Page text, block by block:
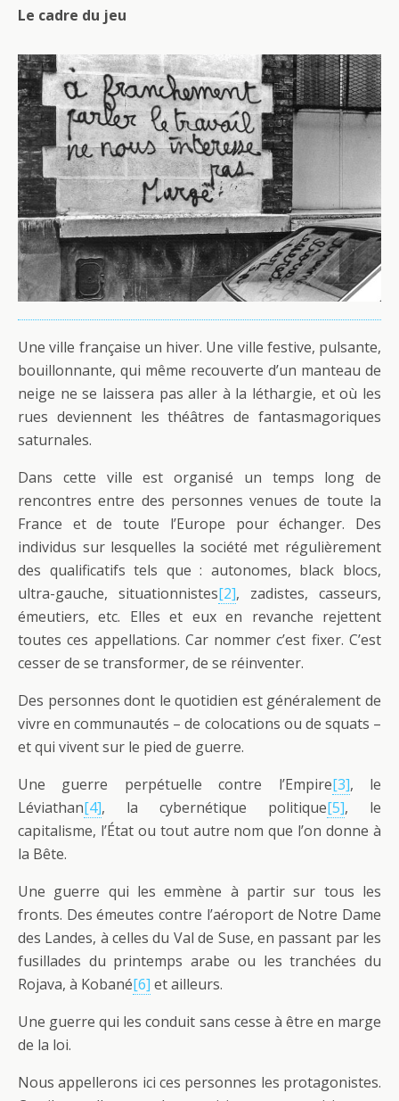
Le cadre du jeu
Une ville française un hiver. Une ville festive, pulsante,
bouillonnante, qui même recouverte d’un manteau de
neige ne se laissera pas aller à la léthargie, et où les
rues deviennent les théâtres de fantasmagoriques
saturnales.
Dans cette ville est organisé un temps long de
rencontres entre des personnes venues de toute la
France et de toute l’Europe pour échanger. Des
individus sur lesquelles la société met régulièrement
des qualificatifs tels que : autonomes, black blocs,
ultra-gauche, situationnistes[2], zadistes, casseurs,
émeutiers, etc. Elles et eux en revanche rejettent
toutes ces appellations. Car nommer c’est fixer. C’est
cesser de se transformer, de se réinventer.
Des personnes dont le quotidien est généralement de
vivre en communautés – de colocations ou de squats –
et qui vivent sur le pied de guerre.
Une guerre perpétuelle contre l’Empire[3], le
Léviathan[4], la cybernétique politique[5], le
capitalisme, l’État ou tout autre nom que l’on donne à
la Bête.
Une guerre qui les emmène à partir sur tous les
fronts. Des émeutes contre l’aéroport de Notre Dame
des Landes, à celles du Val de Suse, en passant par les
fusillades du printemps arabe ou les tranchées du
Rojava, à Kobané[6] et ailleurs.
Une guerre qui les conduit sans cesse à être en marge
de la loi.
Nous appellerons ici ces personnes les protagonistes.